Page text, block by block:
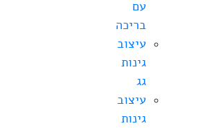
עם
בריכה
עיצוב
גינות
גג
עיצוב
גינות